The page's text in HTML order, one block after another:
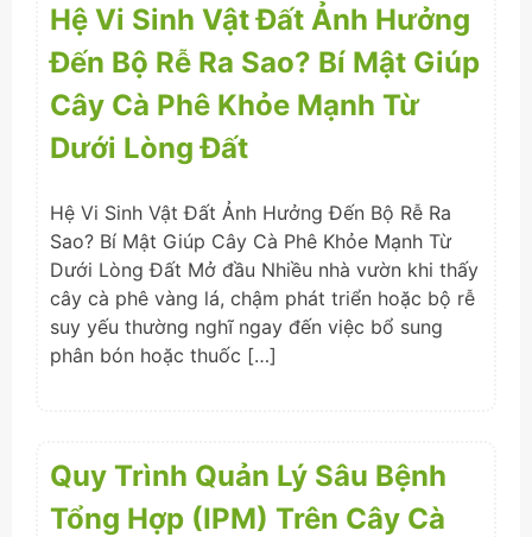
Hệ Vi Sinh Vật Đất Ảnh Hưởng
Đến Bộ Rễ Ra Sao? Bí Mật Giúp
Cây Cà Phê Khỏe Mạnh Từ
Dưới Lòng Đất
Hệ Vi Sinh Vật Đất Ảnh Hưởng Đến Bộ Rễ Ra
Sao? Bí Mật Giúp Cây Cà Phê Khỏe Mạnh Từ
Dưới Lòng Đất Mở đầu Nhiều nhà vườn khi thấy
cây cà phê vàng lá, chậm phát triển hoặc bộ rễ
suy yếu thường nghĩ ngay đến việc bổ sung
phân bón hoặc thuốc […]
Quy Trình Quản Lý Sâu Bệnh
Tổng Hợp (IPM) Trên Cây Cà